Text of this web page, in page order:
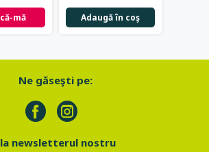
mă Adaugă în coş
Ne găseşti pe:
newsletterul nostru